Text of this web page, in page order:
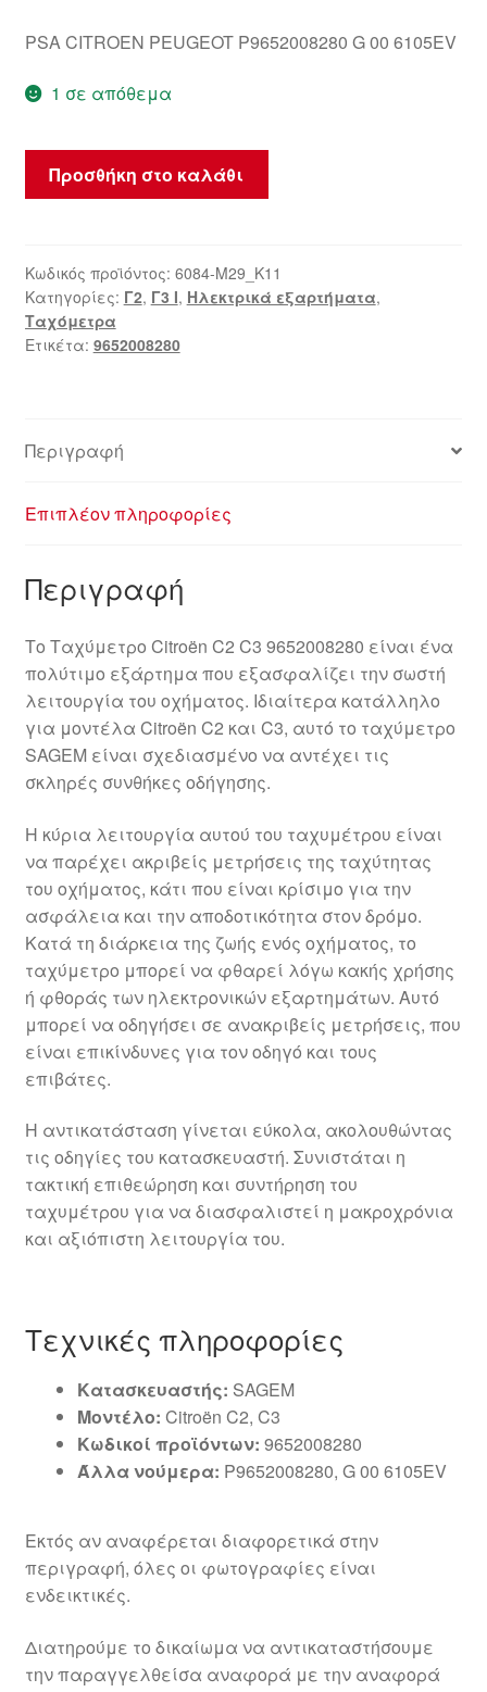
PSA CITROEN PEUGEOT P9652008280 G 00 6105EV
1 σε απόθεμα
Ταχύμετρο
Citroën
9652008280
ποσότητα
Προσθήκη στο καλάθι
Κωδικός προϊόντος: 6084-M29_K11
Κατηγορίες: Γ2, Γ3 Ι, Ηλεκτρικά εξαρτήματα,
Ταχόμετρα
Ετικέτα: 9652008280
Περιγραφή
Επιπλέον πληροφορίες
Περιγραφή
Το Ταχύμετρο Citroën C2 C3 9652008280 είναι ένα
πολύτιμο εξάρτημα που εξασφαλίζει την σωστή
λειτουργία του οχήματος. Ιδιαίτερα κατάλληλο
για μοντέλα Citroën C2 και C3, αυτό το ταχύμετρο
SAGEM είναι σχεδιασμένο να αντέχει τις
σκληρές συνθήκες οδήγησης.
Η κύρια λειτουργία αυτού του ταχυμέτρου είναι
να παρέχει ακριβείς μετρήσεις της ταχύτητας
του οχήματος, κάτι που είναι κρίσιμο για την
ασφάλεια και την αποδοτικότητα στον δρόμο.
Κατά τη διάρκεια της ζωής ενός οχήματος, το
ταχύμετρο μπορεί να φθαρεί λόγω κακής χρήσης
ή φθοράς των ηλεκτρονικών εξαρτημάτων. Αυτό
μπορεί να οδηγήσει σε ανακριβείς μετρήσεις, που
είναι επικίνδυνες για τον οδηγό και τους
επιβάτες.
Η αντικατάσταση γίνεται εύκολα, ακολουθώντας
τις οδηγίες του κατασκευαστή. Συνιστάται η
τακτική επιθεώρηση και συντήρηση του
ταχυμέτρου για να διασφαλιστεί η μακροχρόνια
και αξιόπιστη λειτουργία του.
Τεχνικές πληροφορίες
Κατασκευαστής: SAGEM
Μοντέλο: Citroën C2, C3
Κωδικοί προϊόντων: 9652008280
Άλλα νούμερα: P9652008280, G 00 6105EV
Εκτός αν αναφέρεται διαφορετικά στην
περιγραφή, όλες οι φωτογραφίες είναι
ενδεικτικές.
Διατηρούμε το δικαίωμα να αντικαταστήσουμε
την παραγγελθείσα αναφορά με την αναφορά